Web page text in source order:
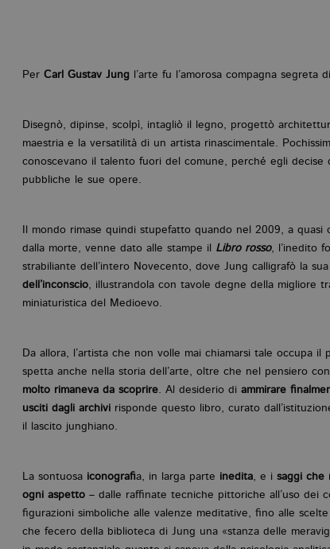
Per Carl Gustav Jung l’arte fu l’amorosa compagna segreta
Disegnò, dipinse, scolpì, intagliò il legno, progettò
maestria e la versatilità di un artista rinascimentale.
conoscevano il talento fuori del comune, perché egli decise
pubbliche le sue opere.
Il mondo rimase quindi stupefatto quando nel 2009, a quasi
dalla morte, venne dato alle stampe il Libro rosso, l’inedito
strabiliante dell’intero Novecento, dove Jung calligrafò la
dell’inconscio , illustrandola con tavole degne della migliore
miniaturistica del Medioevo.
Da allora, l’artista che non volle mai chiamarsi tale occupa il
spetta anche nella storia dell’arte, oltre che nel pensiero
molto rimaneva da scoprire . Al desiderio di ammirare
usciti dagli archivi risponde questo libro, curato
il lascito junghiano.
La sontuosa iconografia, in larga parte inedita , e i saggi che
ogni aspetto – dalle raffinate tecniche pittoriche all’uso dei
figurazioni simboliche alle valenze meditative, fino alle scelte
che fecero della biblioteca di Jung una «stanza delle